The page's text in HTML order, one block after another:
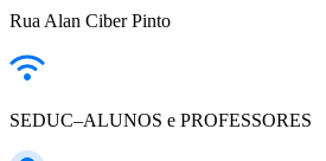
Rua Alan Ciber Pinto
SEDUC–ALUNOS e PROFESSORES